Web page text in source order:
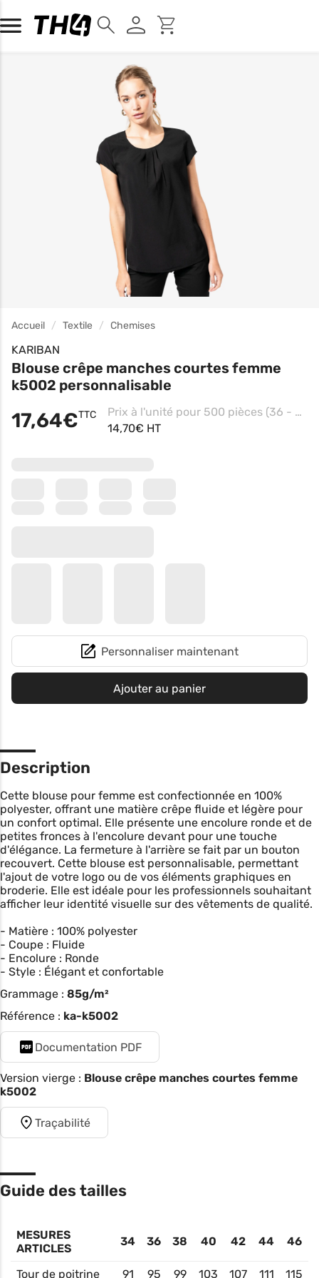
Accueil Textile Chemises
KARIBAN
Blouse crêpe manches courtes femme
k5002 personnalisable
17,64€TTC
Prix à l'unité pour 500 pièces (36 - Black, Impression coeur)
14,70€ HT
Personnaliser maintenant
Ajouter au panier
Description
Cette blouse pour femme est confectionnée en 100%
polyester, offrant une matière crêpe fluide et légère pour
un confort optimal. Elle présente une encolure ronde et de
petites fronces à l'encolure devant pour une touche
d'élégance. La fermeture à l'arrière se fait par un bouton
recouvert. Cette blouse est personnalisable, permettant
l'ajout de votre logo ou de vos éléments graphiques en
broderie. Elle est idéale pour les professionnels souhaitant
afficher leur identité visuelle sur des vêtements de qualité.
- Matière : 100% polyester
- Coupe : Fluide
- Encolure : Ronde
- Style : Élégant et confortable
Grammage : 85g/m²
Référence : ka-k5002
Documentation PDF
Version vierge : Blouse crêpe manches courtes femme
k5002
Traçabilité
Guide des tailles
MESURES
ARTICLES
34 36 38 40 42 44 46
Tour de poitrine 91 95 99 103 107 111 115